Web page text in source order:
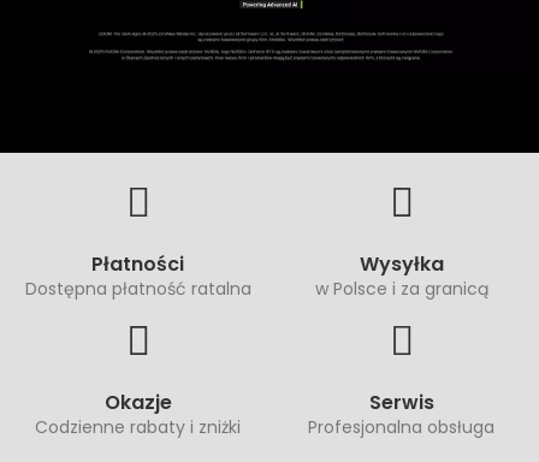
Płatności
Dostępna płatność ratalna
Wysyłka
w Polsce i za granicą
Okazje
Codzienne rabaty i zniżki
Serwis
Profesjonalna obsługa